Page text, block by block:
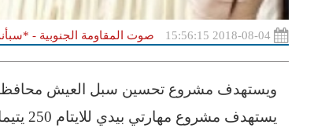
صوت المقاومة الجنوبية -
ويستهدف مشروع تحسين سبل العيش